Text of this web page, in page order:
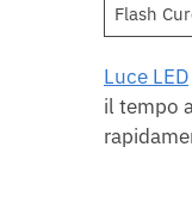
Flash
Luce LED
il tempo